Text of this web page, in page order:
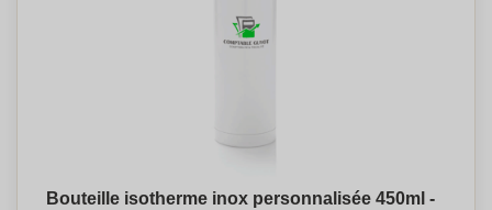
Bouteille isotherme inox personnalisée 450ml -